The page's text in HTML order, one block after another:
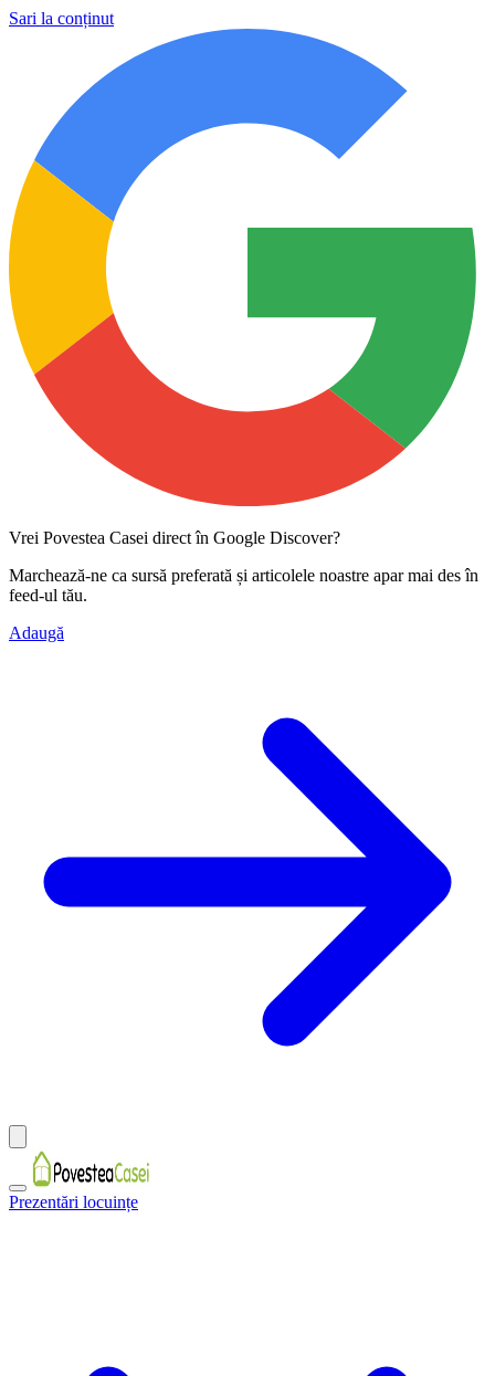
Sari la conținut
Vrei Povestea Casei direct în Google Discover?
Marchează-ne ca sursă preferată și articolele noastre apar mai des în
feed-ul tău.
Adaugă
Prezentări locuințe